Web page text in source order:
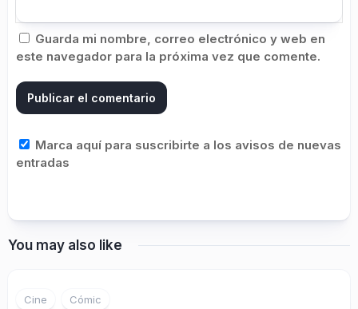
Guarda mi nombre, correo electrónico y web en
este navegador para la próxima vez que comente.
Marca aquí para suscribirte a los avisos de nuevas
entradas
You may also like
Cine Cómic